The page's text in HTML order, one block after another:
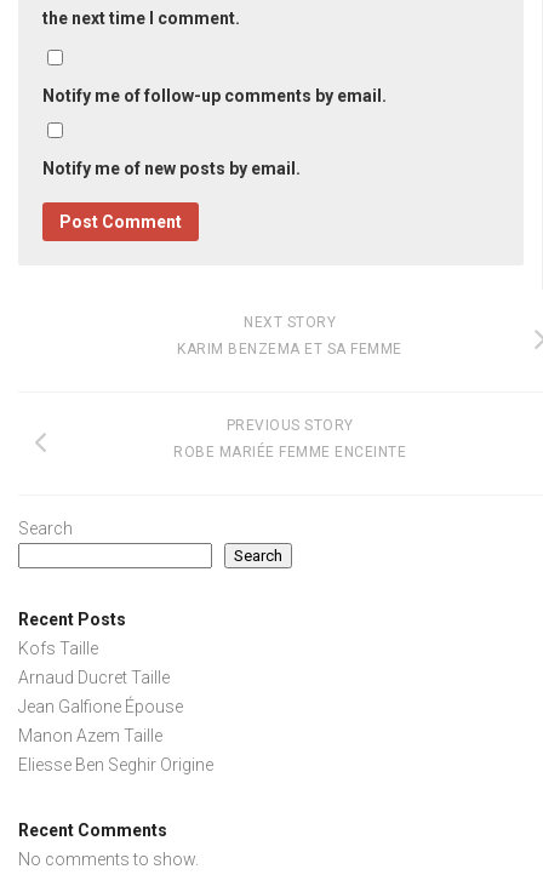
the next time I comment.
Notify me of follow-up comments by email.
Notify me of new posts by email.
NEXT STORY
KARIM BENZEMA ET SA FEMME
PREVIOUS STORY
ROBE MARIÉE FEMME ENCEINTE
Search
Search
Recent Posts
Kofs Taille
Arnaud Ducret Taille
Jean Galfione Épouse
Manon Azem Taille
Eliesse Ben Seghir Origine
Recent Comments
No comments to show.